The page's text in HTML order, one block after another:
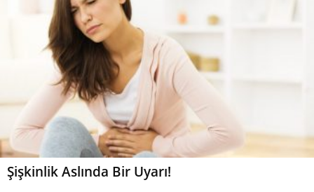
Şişkinlik Aslında Bir Uyarı!